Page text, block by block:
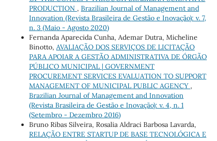
PRODUCTION , Brazilian Journal of Management and
Innovation (Revista Brasileira de Gestão e Inovação): v. 7,
n. 3 (Maio - Agosto 2020)
Fernanda Aparecida Cunha, Ademar Dutra, Micheline
Binotto, AVALIAÇÃO DOS SERVIÇOS DE LICITAÇÃO
PARA APOIAR A GESTÃO ADMINISTRATIVA DE ÓRGÃO
PÚBLICO MUNICIPAL | GOVERNMENT
PROCUREMENT SERVICES EVALUATION TO SUPPORT
MANAGEMENT OF MUNICIPAL PUBLIC AGENCY ,
Brazilian Journal of Management and Innovation
(Revista Brasileira de Gestão e Inovação): v. 4, n. 1
(Setembro - Dezembro 2016)
Bruno Ribas Silveira, Rosalia Aldraci Barbosa Lavarda,
RELAÇÃO ENTRE STARTUP DE BASE TECNOLÓGICA E